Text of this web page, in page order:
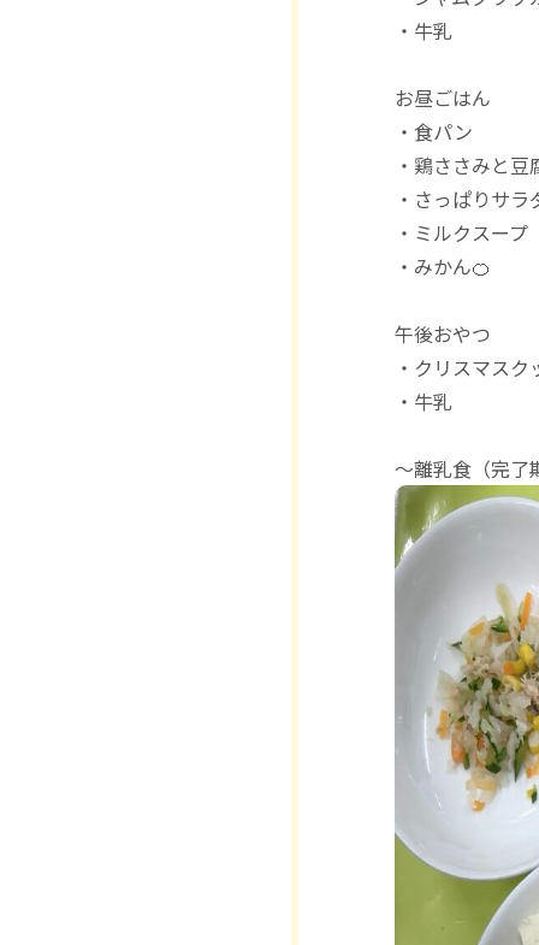
・牛乳
お昼ごはん
・食パン
・鶏ささみと
・さっぱりサラ
・ミルクスープ
・みかん🍊
午後おやつ
・クリスマスク
・牛乳
〜離乳食（完了